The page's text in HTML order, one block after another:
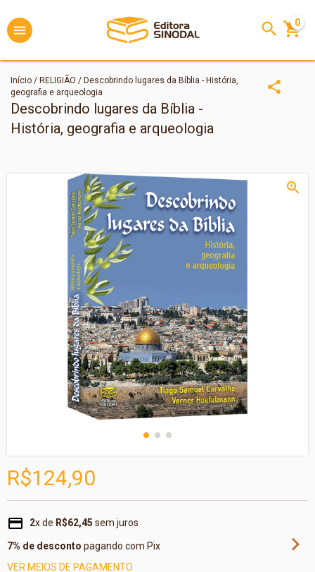
0
Início / RELIGIÃO / Descobrindo lugares da Bíblia - História,
geografia e arqueologia
Descobrindo lugares da Bíblia -
História, geografia e arqueologia
R$124,90
2x de R$62,45 sem juros
7% de desconto pagando com Pix
VER MEIOS DE PAGAMENTO